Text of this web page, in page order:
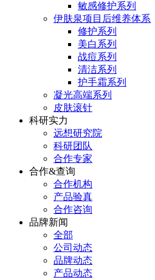
敏感修护系列
伊肤泉项目后维养体系
修护系列
美白系列
战痘系列
清洁系列
护手霜系列
凝光高端系列
皮肤滚针
科研实力
远想研究院
科研团队
合作专家
合作&查询
合作机构
产品验真
合作咨询
品牌新闻
全部
公司动态
品牌动态
产品动态